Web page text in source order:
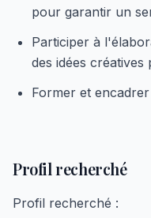
pour garantir un
Participer à
des idées
Former et
Profil recherché
Profil recherché :